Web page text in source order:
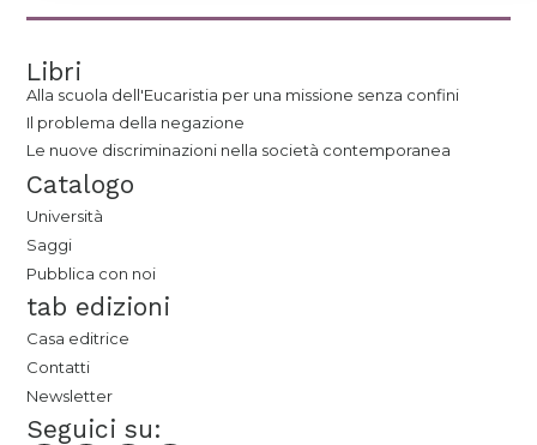
Libri
Alla scuola dell'Eucaristia per una missione senza confini
Il problema della negazione
Le nuove discriminazioni nella società contemporanea
Catalogo
Università
Saggi
Pubblica con noi
tab edizioni
Casa editrice
Contatti
Newsletter
Seguici su: